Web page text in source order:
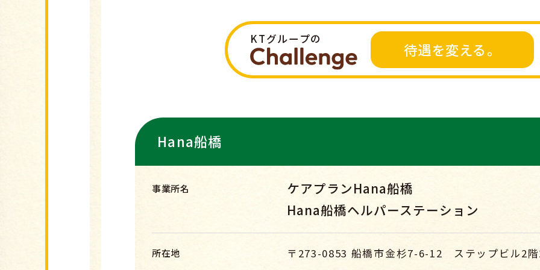
KTグループの
待遇を変える。
Hana船橋
事業所名
ケアプランHana船橋
Hana船橋ヘルパーステーション
所在地 〒273-0853 船橋市金杉7-6-12 ステップビル2